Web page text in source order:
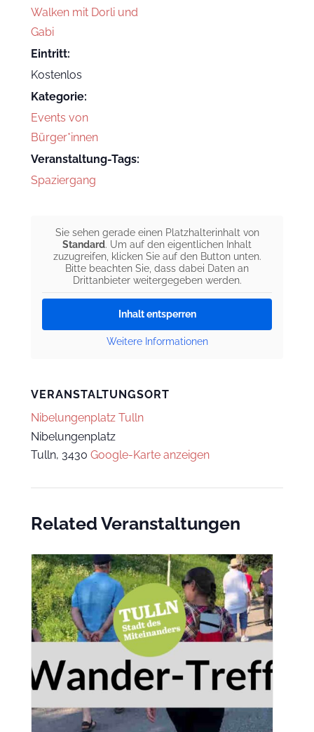
Walken mit Dorli und
Gabi
Eintritt:
Kostenlos
Kategorie:
Events von
Bürger*innen
Veranstaltung-Tags:
Spaziergang
VERANSTALTUNGSORT
Nibelungenplatz Tulln
Nibelungenplatz
Tulln, 3430 Google-Karte anzeigen
Sie sehen gerade einen Platzhalterinhalt von
Standard. Um auf den eigentlichen Inhalt
zuzugreifen, klicken Sie auf den Button unten.
Bitte beachten Sie, dass dabei Daten an
Drittanbieter weitergegeben werden.
Inhalt entsperren
Weitere Informationen
Related Veranstaltungen